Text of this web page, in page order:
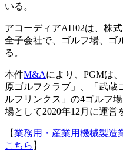
いる。
アコーディアAH02は、株
全子会社で、ゴルフ場、ゴ
る。
本件M&Aにより、PGMは
原ゴルフクラブ」、「武蔵
ルフリンクス」の4ゴルフ
場として2020年12月に運営
【業務用・産業用機械製造
こちら 】